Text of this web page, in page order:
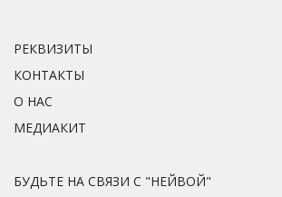
РЕКВИЗИТЫ
КОНТАКТЫ
О НАС
МЕДИАКИТ
БУДЬТЕ НА СВЯЗИ С "НЕЙВОЙ"